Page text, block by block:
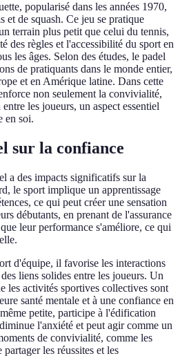
popularisé dans les années 1970,
et de squash. Ce jeu se pratique
terrain plus petit que celui du tennis,
des règles et l'accessibilité du sport en
les âges. Selon des études, le padel
de pratiquants dans le monde entier,
et en Amérique latine. Dans cette
non seulement la convivialité,
les joueurs, un aspect essentiel
en soi.
sur la confiance
a des impacts significatifs sur la
le sport implique un apprentissage
ce qui peut créer une sensation
débutants, en prenant de l'assurance
leur performance s'améliore, ce qui
d'équipe, il favorise les interactions
liens solides entre les joueurs. Un
les activités sportives collectives sont
santé mentale et à une confiance en
petite, participe à l'édification
l'anxiété et peut agir comme un
de convivialité, comme les
les réussites et les